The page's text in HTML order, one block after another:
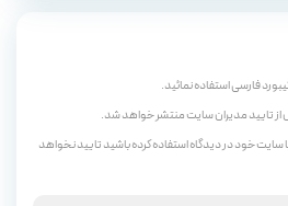
فارسی استفاده نمائید.
تایید مدیران سایت منتشر خواهد شد.
سایت خود در دیدگاه استفاده کرده باشید تایید نخواهد